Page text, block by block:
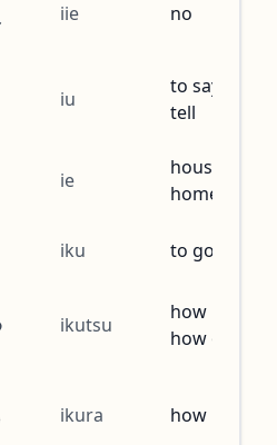
iie no
iu
to say, to
tell
ie
house,
home
iku to go
ikutsu
how many,
how old
ikura how much